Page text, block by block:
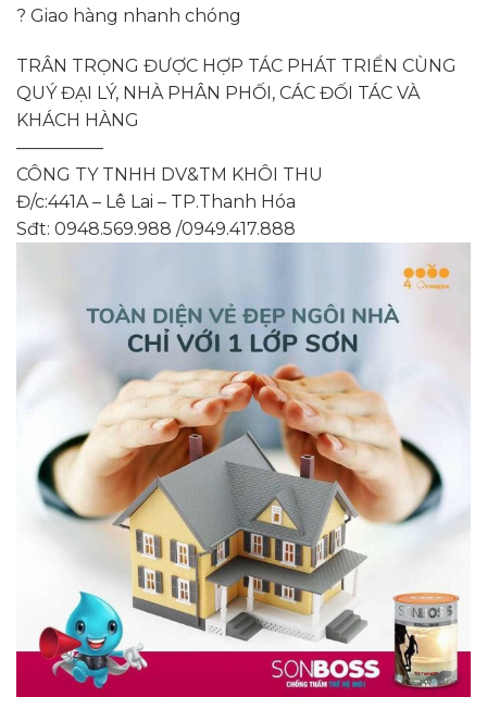
? Giao hàng nhanh chóng
TRÂN TRỌNG ĐƯỢC HỢP TÁC PHÁT TRIỂN CÙNG
QUÝ ĐẠI LÝ, NHÀ PHÂN PHỐI, CÁC ĐỐI TÁC VÀ
KHÁCH HÀNG
—————
CÔNG TY TNHH DV&TM KHÔI THU
Đ/c:441A – Lê Lai – TP.Thanh Hóa
Sđt: 0948.569.988 /0949.417.888